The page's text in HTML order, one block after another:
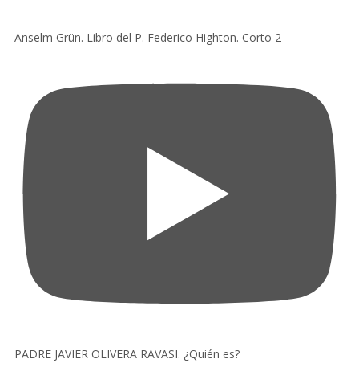
Anselm Grün. Libro del P. Federico Highton. Corto 2
PADRE JAVIER OLIVERA RAVASI. ¿Quién es?